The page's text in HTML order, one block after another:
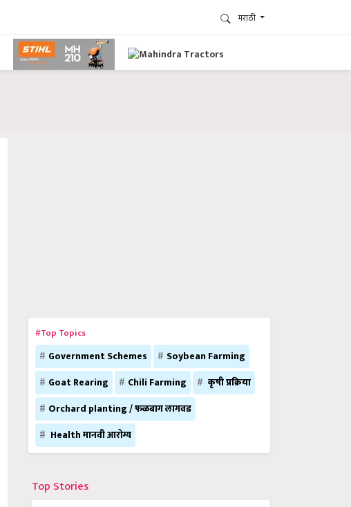
मराठी
#Top Topics
Government Schemes
Soybean Farming
Goat Rearing
Chili Farming
कृषी प्रक्रिया
Orchard planting / फळबाग लागवड
Health मानवी आरोग्य
Top Stories